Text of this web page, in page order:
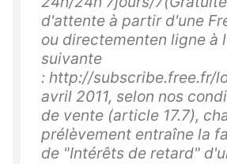
d'attente à partir d'une
ou directementen ligne à
suivante
: http://subscribe.free.fr/
avril 2011, selon nos
de vente (article 17.7),
prélèvement entraîne la
de "Intérêts de retard"